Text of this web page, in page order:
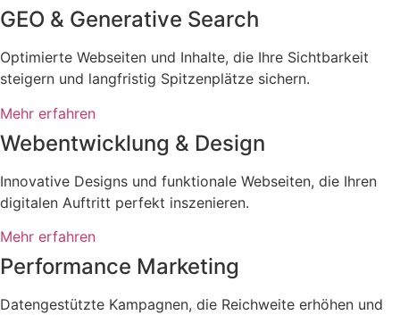
GEO & Generative Search
Optimierte Webseiten und Inhalte, die Ihre Sichtbarkeit
steigern und langfristig Spitzenplätze sichern.
Mehr erfahren
Webentwicklung & Design
Innovative Designs und funktionale Webseiten, die Ihren
digitalen Auftritt perfekt inszenieren.
Mehr erfahren
Performance Marketing
Datengestützte Kampagnen, die Reichweite erhöhen und